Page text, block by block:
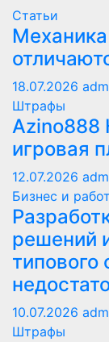
Статьи
18.07.2026
Штрафы
Azino888
игровая
12.07.2026
Бизнес и
решений
типового
10.07.2026
Штрафы